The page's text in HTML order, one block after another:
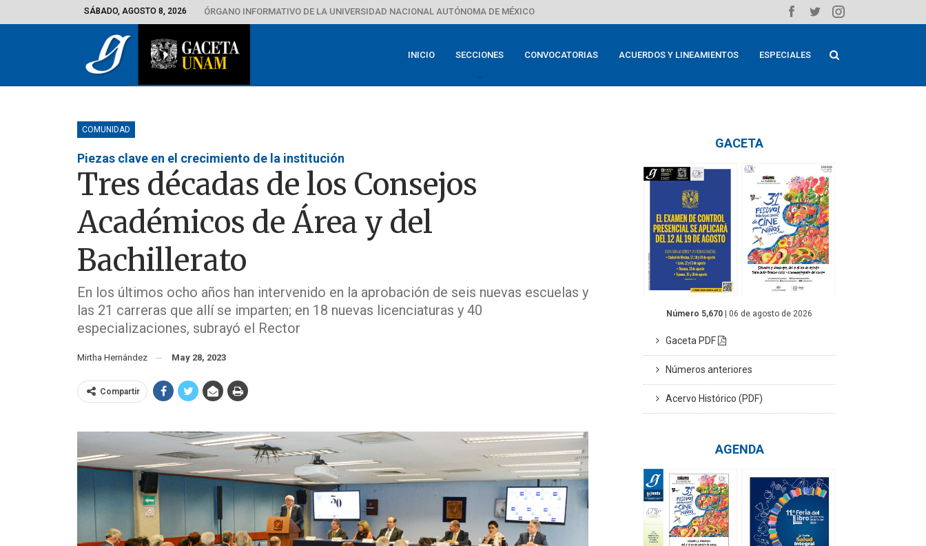
SÁBADO, AGOSTO 8, 2026 ÓRGANO INFORMATIVO DE LA UNIVERSIDAD NACIONAL AUTÓNOMA DE MÉXICO
INICIO SECCIONES CONVOCATORIAS ACUERDOS Y LINEAMIENTOS ESPECIALES
COMUNIDAD
Piezas clave en el crecimiento de la institución
Tres décadas de los Consejos
Académicos de Área y del
Bachillerato
En los últimos ocho años han intervenido en la aprobación de seis nuevas escuelas y
las 21 carreras que allí se imparten; en 18 nuevas licenciaturas y 40
especializaciones, subrayó el Rector
Mirtha Hernández May 28, 2023
Compartir
GACETA
Número 5,670 | 06 de agosto de 2026
Gaceta PDF
Números anteriores
Acervo Histórico (PDF)
AGENDA